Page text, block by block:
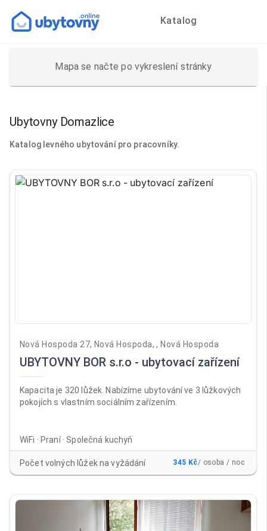
Katalog
Mapa se načte po vykreslení stránky
Ubytovny Domazlice
Katalog levného ubytování pro pracovníky.
Nová Hospoda 27, Nová Hospoda, , Nová Hospoda
UBYTOVNY BOR s.r.o - ubytovací zařízení
Kapacita je 320 lůžek. Nabízíme ubytování ve 3 lůžkových
pokojích s vlastním sociálním zařízením.
WiFi · Praní · Společná kuchyň
Počet volných lůžek na vyžádání 345 Kč/ osoba / noc